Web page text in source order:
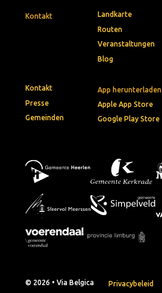
Kontakt
App herunterladen
Apple App Store
Google Play Store
Landkarte
Routen
Veranstaltungen
Blog
Kontakt
Presse
Gemeinden
© 2026 • Via Belgica Privacybeleid